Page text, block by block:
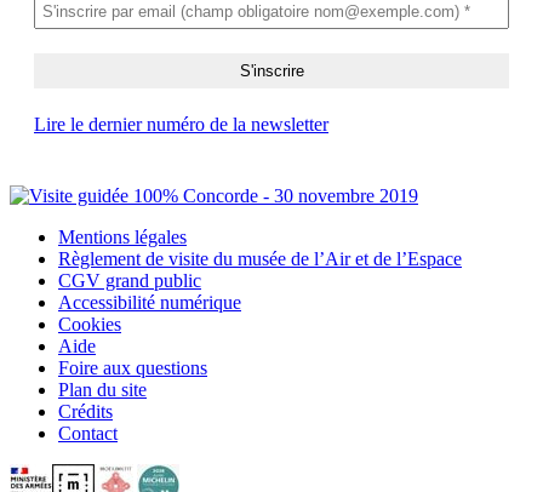
Lire le dernier numéro de la newsletter
Mentions légales
Règlement de visite du musée de l’Air et de l’Espace
CGV grand public
Accessibilité numérique
Cookies
Aide
Foire aux questions
Plan du site
Crédits
Contact